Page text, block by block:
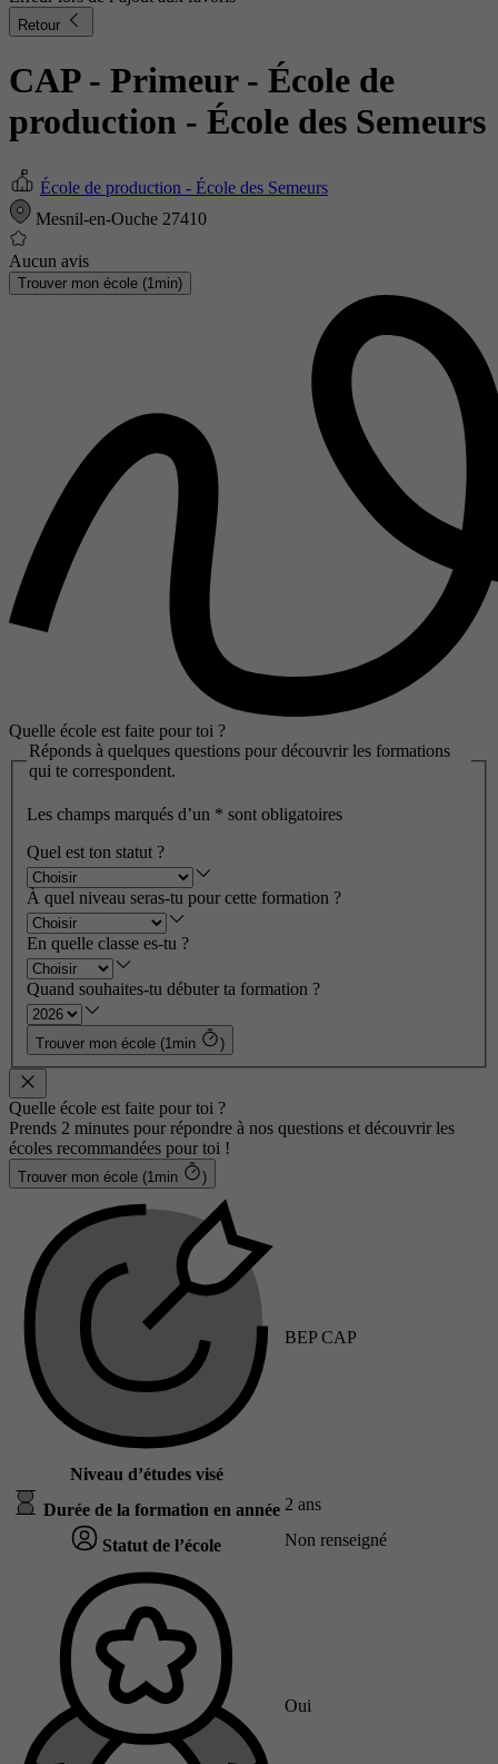
Retour
CAP - Primeur - École de
production - École des Semeurs
École de production - École des Semeurs
Mesnil-en-Ouche 27410
Aucun avis
Trouver mon école (1min)
Quelle école est faite pour toi ?
Réponds à quelques questions pour découvrir les formations
qui te correspondent.
Les champs marqués d’un * sont obligatoires
Quel est ton statut ?
À quel niveau seras-tu pour cette formation ?
En quelle classe es-tu ?
Quand souhaites-tu débuter ta formation ?
Trouver mon école (1min )
Quelle école est faite pour toi ?
Prends 2 minutes pour répondre à nos questions et découvrir les
écoles recommandées pour toi !
Trouver mon école (1min )
Niveau d’études visé
BEP CAP
Durée de la formation en année 2 ans
Statut de l’école Non renseigné
Oui